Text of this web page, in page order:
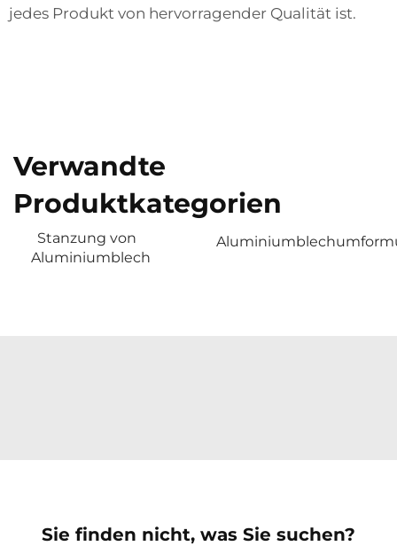
jedes Produkt von hervorragender Qualität ist.
Verwandte
Produktkategorien
Stanzung von
Aluminiumblech
Sie finden nicht, was Sie suchen?